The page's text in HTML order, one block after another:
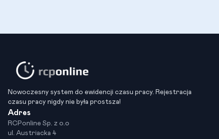
Nowoczesny system do ewidencji czasu pracy. Rejestracja
czasu pracy nigdy nie była prostsza!
Adres
RCPonline Sp. z o.o
ul. Austriacka 4